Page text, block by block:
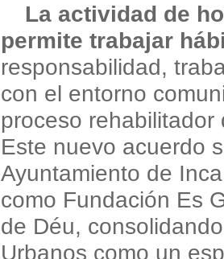
La actividad de
permite trabajar
responsabilidad,
con el entorno
proceso
Este nuevo acuerdo
Ayuntamiento de
como Fundación Es
de Déu,
Urbanos como un